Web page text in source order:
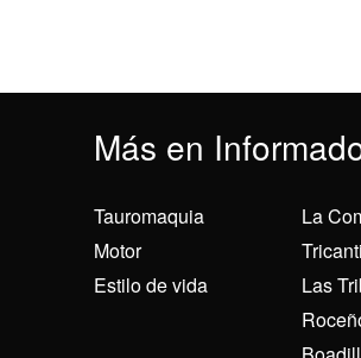
Más en
Tauromaquia
Motor
Estilo de vida
La
Las